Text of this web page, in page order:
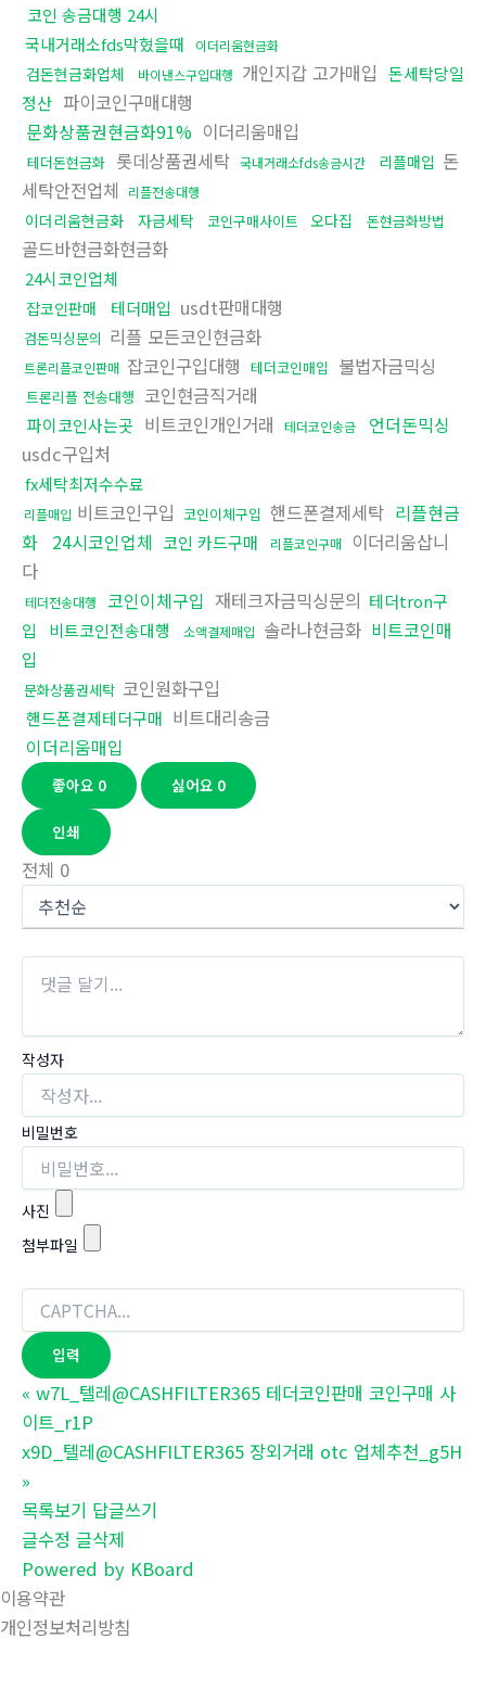
코인 송금대행 24시
국내거래소fds막혔을때
이더리움현금화
검돈현금화업체 바이낸스구입대행 개인지갑 고가매입 돈세탁당일
정산 파이코인구매대행
문화상품권현금화91% 이더리움매입
테더돈현금화 롯데상품권세탁 국내거래소fds송금시간 리플매입 돈
세탁안전업체
리플전송대행
이더리움현금화 자금세탁 코인구매사이트 오다집 돈현금화방법
골드바현금화현금화
24시코인업체
잡코인판매 테더매입 usdt판매대행
검돈믹싱문의 리플 모든코인현금화
트론리플코인판매 잡코인구입대행 테더코인매입 불법자금믹싱
트론리플 전송대행 코인현금직거래
파이코인사는곳 비트코인개인거래 테더코인송금
언더돈믹싱
usdc구입처
fx세탁최저수수료
리플매입 비트코인구입 코인이체구입 핸드폰결제세탁 리플현금
화 24시코인업체 코인 카드구매 리플코인구매
이더리움삽니
다
테더전송대행 코인이체구입 재테크자금믹싱문의 테더tron구
입
비트코인전송대행 소액결제매입 솔라나현금화 비트코인매
입
문화상품권세탁 코인원화구입
핸드폰결제테더구매 비트대리송금
이더리움매입
좋아요 0 싫어요 0
인쇄
전체 0
작성자
비밀번호
사진
첨부파일
« w7L_텔레@CASHFILTER365 테더코인판매 코인구매 사
이트_r1P
x9D_텔레@CASHFILTER365 장외거래 otc 업체추천_g5H
»
목록보기 답글쓰기
글수정 글삭제
Powered by KBoard
이용약관
개인정보처리방침